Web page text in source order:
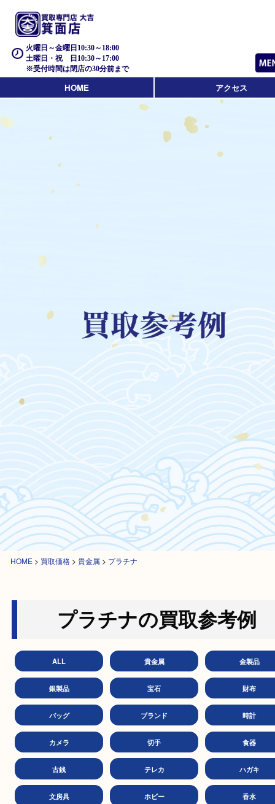
火曜日～金曜日10:30～18:00
土曜日・祝 日10:30～17:00
※受付時間は閉店の30分前まで
HOME アクセス
HOME
プラチナの買取参考
ALL 貴金属
銀製品 宝石
バッグ ブランド
カメラ 切手